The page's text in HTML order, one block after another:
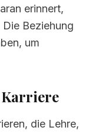
erinnert,
Beziehung
um
Karriere
die Lehre,